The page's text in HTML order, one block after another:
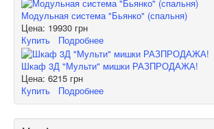
Модульная система "Бьянко" (спальня)
Цена: 19930 грн
Купить
Подробнее
Шкаф 3Д "Мульти" мишки РАЗПРОДАЖА!
Цена: 6215 грн
Купить
Подробнее